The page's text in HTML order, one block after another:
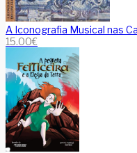
A Iconografia Musical nas
15.00€